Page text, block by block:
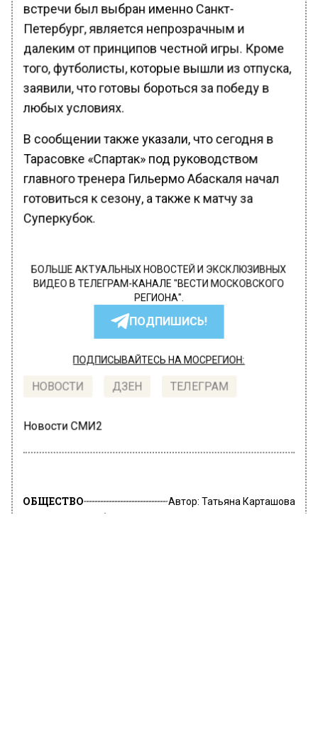
встречи был выбран именно Санкт-
Петербург, является непрозрачным и
далеким от принципов честной игры. Кроме
того, футболисты, которые вышли из отпуска,
заявили, что готовы бороться за победу в
любых условиях.
В сообщении также указали, что сегодня в
Тарасовке «Спартак» под руководством
главного тренера Гильермо Абаскаля начал
готовиться к сезону, а также к матчу за
Суперкубок.
БОЛЬШЕ АКТУАЛЬНЫХ НОВОСТЕЙ И ЭКСКЛЮЗИВНЫХ
ВИДЕО В ТЕЛЕГРАМ-КАНАЛЕ "ВЕСТИ МОСКОВСКОГО
РЕГИОНА".
ПОДПИШИСЬ!
ПОДПИСЫВАЙТЕСЬ НА МОСРЕГИОН:
НОВОСТИ ДЗЕН ТЕЛЕГРАМ
Новости СМИ2
ОБЩЕСТВО Автор: Татьяна Карташова
«Спартак» будет участвовать в